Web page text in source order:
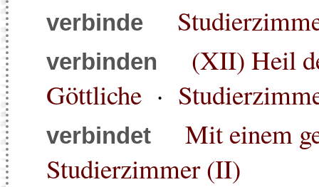
verbinde
verbinden
(XII) Heil
Göttliche ·
verbindet
Mit einem
Studierzimmer (II)